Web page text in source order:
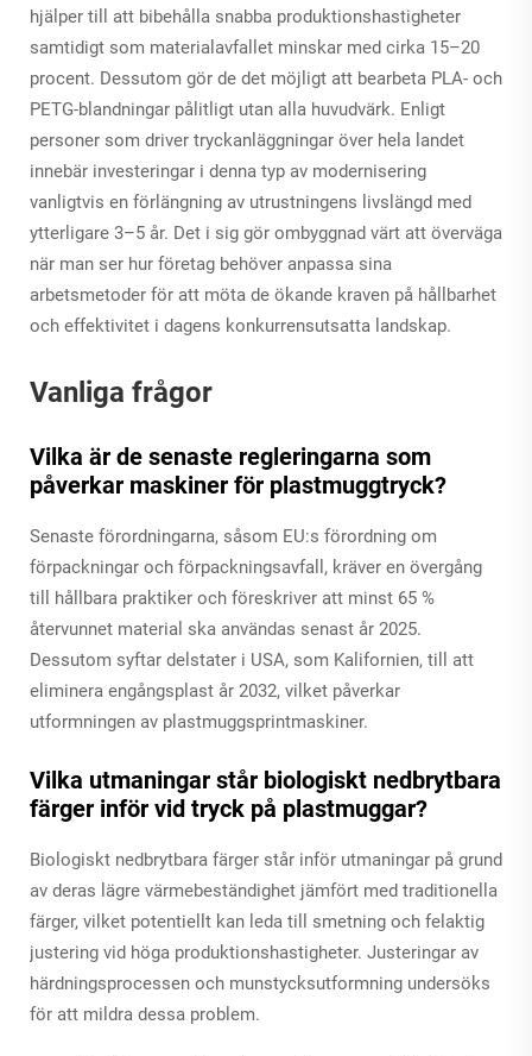
hjälper till att bibehålla snabba produktionshastigheter
samtidigt som materialavfallet minskar med cirka 15–20
procent. Dessutom gör de det möjligt att bearbeta PLA- och
PETG-blandningar pålitligt utan alla huvudvärk. Enligt
personer som driver tryckanläggningar över hela landet
innebär investeringar i denna typ av modernisering
vanligtvis en förlängning av utrustningens livslängd med
ytterligare 3–5 år. Det i sig gör ombyggnad värt att överväga
när man ser hur företag behöver anpassa sina
arbetsmetoder för att möta de ökande kraven på hållbarhet
och effektivitet i dagens konkurrensutsatta landskap.
Vanliga frågor
Vilka är de senaste regleringarna som
påverkar maskiner för plastmuggtryck?
Senaste förordningarna, såsom EU:s förordning om
förpackningar och förpackningsavfall, kräver en övergång
till hållbara praktiker och föreskriver att minst 65 %
återvunnet material ska användas senast år 2025.
Dessutom syftar delstater i USA, som Kalifornien, till att
eliminera engångsplast år 2032, vilket påverkar
utformningen av plastmuggsprintmaskiner.
Vilka utmaningar står biologiskt nedbrytbara
färger inför vid tryck på plastmuggar?
Biologiskt nedbrytbara färger står inför utmaningar på grund
av deras lägre värmebeständighet jämfört med traditionella
färger, vilket potentiellt kan leda till smetning och felaktig
justering vid höga produktionshastigheter. Justeringar av
härdningsprocessen och munstycksutformning undersöks
för att mildra dessa problem.